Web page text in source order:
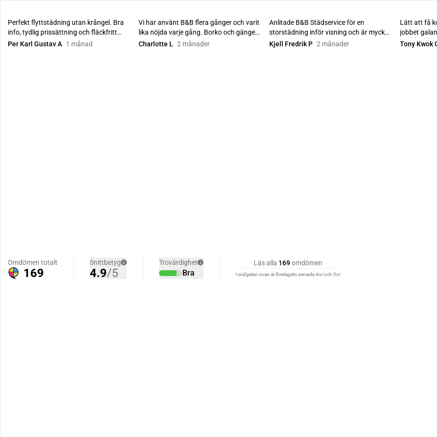
Perfekt flyttstädning utan krångel. Bra
info, tydlig prissättning och fläckfritt
resultat.
Per Karl Gustav A 1 månad
Vi har använt B&B flera gånger och varit
lika nöjda varje gång. Borko och gänget
har så br...
Charlotte L 2 månader
Anlitade B&B Städservice för en
storstädning inför visning och är mycket
nöjd. De var enkl...
Kjell Fredrik P 2 månader
Lätt att få
jobbet
Tony Kwok
Omdömen totalt
169
Snittbetyg
4.9/5
Trovärdighet
Bra
Läs alla 169omdömen
I widgeten ovan är företagets senaste 4or och 5or